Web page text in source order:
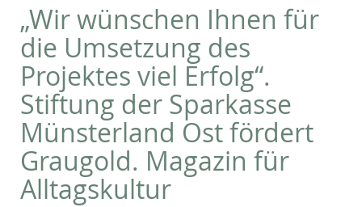
„Wir wünschen Ihnen für
die Umsetzung des
Projektes viel Erfolg“.
Stiftung der Sparkasse
Münsterland Ost fördert
Graugold. Magazin für
Alltagskultur